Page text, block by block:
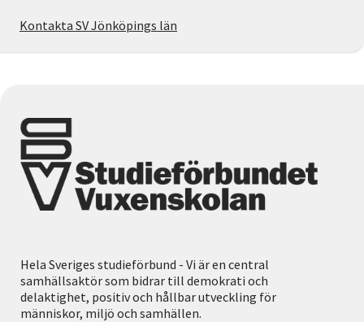
Kontakta SV Jönköpings län
Hela Sveriges studieförbund - Vi är en central
samhällsaktör som bidrar till demokrati och
delaktighet, positiv och hållbar utveckling för
människor, miljö och samhällen.